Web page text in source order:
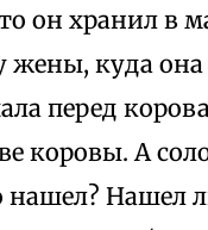
он хранил в
куда
перед
коровы. А
нашел? Нашел